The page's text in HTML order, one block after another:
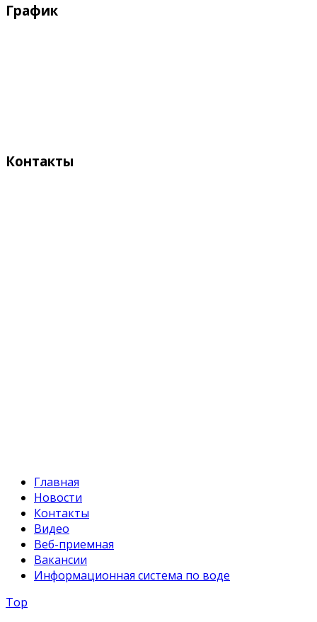
График
Контакты
Главная
Новости
Контакты
Видео
Веб-приемная
Вакансии
Информационная система по воде
Top